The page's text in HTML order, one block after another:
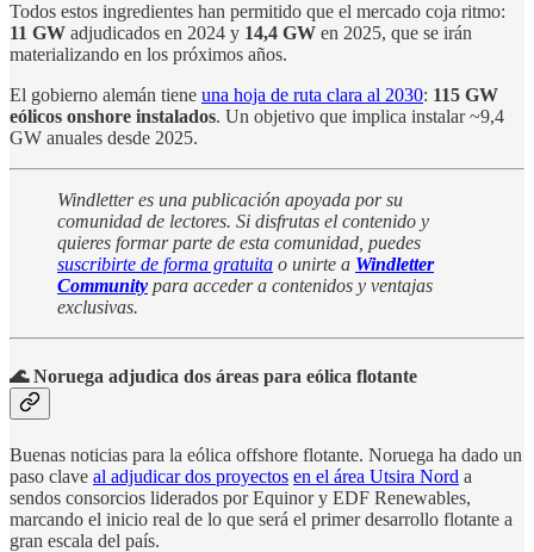
Todos estos ingredientes han permitido que el mercado coja ritmo:
11 GW adjudicados en 2024 y 14,4 GW en 2025, que se irán
materializando en los próximos años.
El gobierno alemán tiene una hoja de ruta clara al 2030: 115 GW
eólicos onshore instalados. Un objetivo que implica instalar ~9,4
GW anuales desde 2025.
Windletter es una publicación apoyada por su
comunidad de lectores. Si disfrutas el contenido y
quieres formar parte de esta comunidad, puedes
suscribirte de forma gratuita o unirte a Windletter
Community para acceder a contenidos y ventajas
exclusivas.
🌊 Noruega adjudica dos áreas para eólica flotante
Buenas noticias para la eólica offshore flotante. Noruega ha dado un
paso clave al adjudicar dos proyectos en el área Utsira Nord a
sendos consorcios liderados por Equinor y EDF Renewables,
marcando el inicio real de lo que será el primer desarrollo flotante a
gran escala del país.